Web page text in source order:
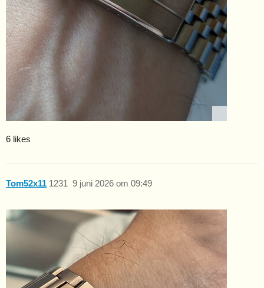
6 likes
Tom52x11 9 juni 2026 om 09:49
1231